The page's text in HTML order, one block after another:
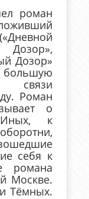
роман
Дозор»
Роман
о
к
себя к
романа
Москве.
Тёмных.